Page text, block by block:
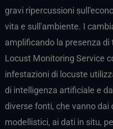
gravi ripercussioni
vita e sull'ambiente. I
amplificando la presenza
Locust Monitoring Service
infestazioni di locuste
di intelligenza artificiale e
diverse fonti, che vanno dai
modellistici, ai dati in situ,